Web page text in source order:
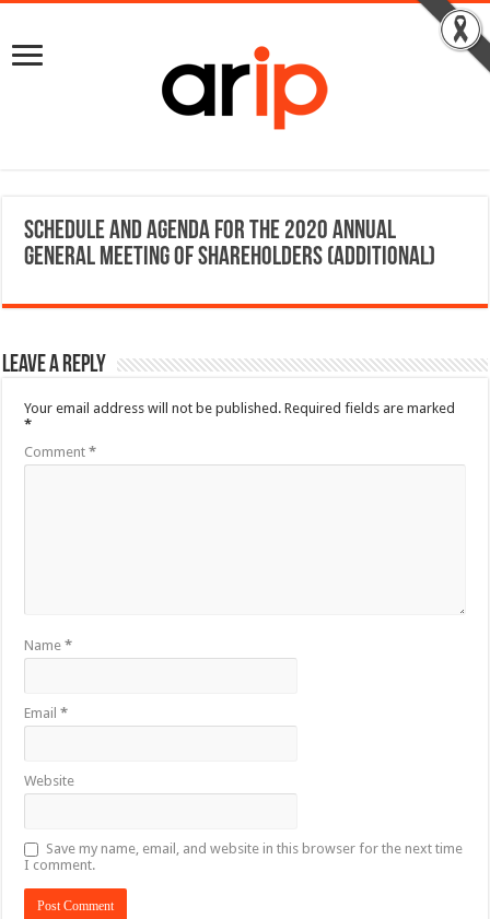
Schedule and Agenda for the 2020 Annual
General Meeting of Shareholders (Additional)
Leave a Reply
Your email address will not be published. Required fields are marked
*
Comment*
Name*
Email*
Website
Save my name, email, and website in this browser for the next time
I comment.